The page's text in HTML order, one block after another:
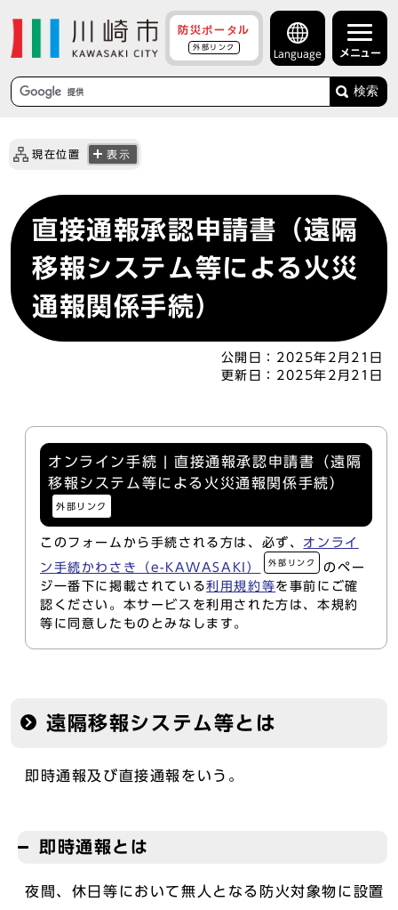
防災ポータル
外部リンク
Language メニュー
検索
現在位置 表示
直接通報承認申請書（遠隔
移報システム等による火災
通報関係手続）
公開日： 2025年2月21日
更新日： 2025年2月21日
オンライン手続 | 直接通報承認申請書（遠隔
移報システム等による火災通報関係手続）
外部リンク
このフォームから手続される方は、必ず、 オンライ
ン手続かわさき（e-KAWASAKI）
外部リンク
のペー
ジ一番下に掲載されている利用規約等を事前にご確
認ください。本サービスを利用された方は、本規約
等に同意したものとみなします。
遠隔移報システム等とは
即時通報及び直接通報をいう。
即時通報とは
夜間、休日等において無人となる防火対象物に設置